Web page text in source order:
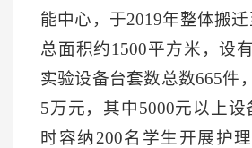
能中心，于2019年整体搬迁
总面积约1500平方米，设
实验设备台套数总数665件
5万元，其中5000元以上设
时容纳200名学生开展护